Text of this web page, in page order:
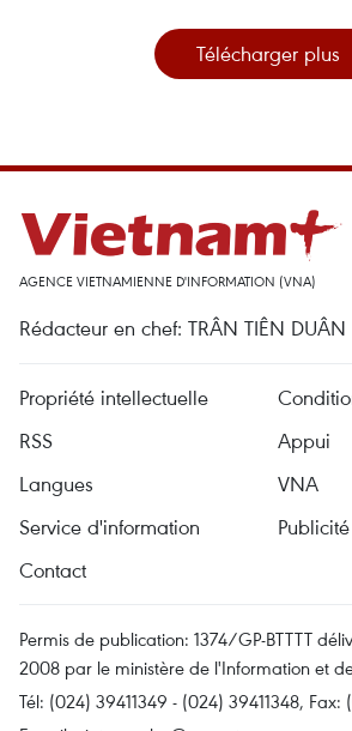
Télécharger plus
AGENCE VIETNAMIENNE D'INFORMATION (VNA)
Rédacteur en chef: TRÂN TIÊN DUÂN
Propriété intellectuelle
RSS
Appui
Langues
VNA
Service d'information
Publicité
Contact
Permis de publication: 1374/GP-BTTTT
2008 par le ministère de l'Information et
Tél: (024) 39411349 - (024) 39411348, Fax: